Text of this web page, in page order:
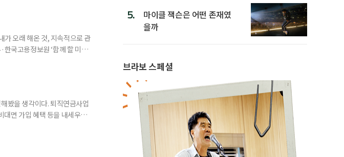
수
가 오래 해온 것, 지속적으로 관
한국고용정보원 ‘함께 할 미래
봤을 생각이다. 퇴직연금사업
면 가입 혜택 등을 내세우며
에 따라달라질 수 있다.
5.
마이클 잭슨은 어떤 존재였
을까
브라보 스페셜